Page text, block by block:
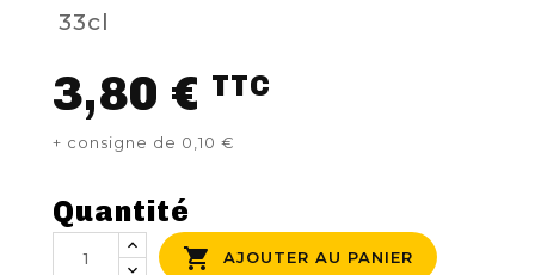
33cl
3,80 € TTC
+ consigne de 0,10 €
Quantité
 AJOUTER AU PANIER